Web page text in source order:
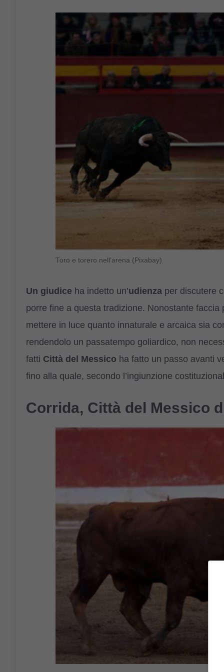
Toro e torero nell’arena (Pixabay)
Un giudice ha indetto un’udienza per discutere
porre fine a questa tradizione. Nonostante
mettere in luce quanto innaturale e arcaica sia
rendendolo un passatempo goliardico, non
fatti Città del Messico ha fatto un passo avanti
fino alla quale, secondo l’ingiunzione
Corrida, Città del Messico